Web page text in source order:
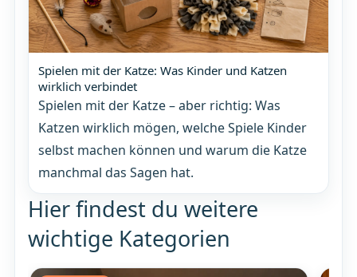
Spielen mit der Katze: Was Kinder und Katzen
wirklich verbindet
Spielen mit der Katze – aber richtig: Was
Katzen wirklich mögen, welche Spiele Kinder
selbst machen können und warum die Katze
manchmal das Sagen hat.
Hier findest du weitere
wichtige Kategorien